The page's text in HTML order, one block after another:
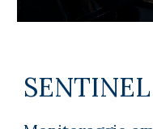
SENTINEL